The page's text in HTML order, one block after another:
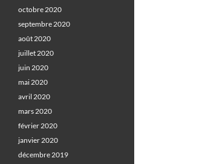
octobre 2020
septembre 2020
août 2020
juillet 2020
juin 2020
mai 2020
avril 2020
mars 2020
février 2020
janvier 2020
décembre 2019